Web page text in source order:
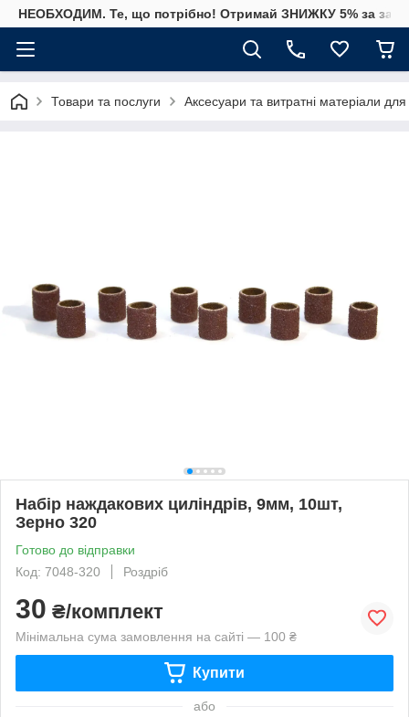
НЕОБХОДИМ. Те, що потрібно! Отримай ЗНИЖКУ 5% за
Товари та послуги Аксесуари та витратні матеріали
Набір наждакових циліндрів, 9мм, 10шт,
Зерно 320
Готово до відправки
Код: 7048-320
Роздріб
30 ₴/комплект
Мінімальна сума замовлення на сайті — 100 ₴
Купити
або